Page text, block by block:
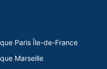
Paris Île-de-France
Marseille